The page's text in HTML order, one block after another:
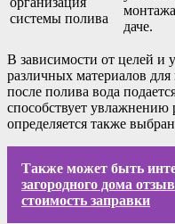
системы полива
даче.
В зависимости от целей и
различных материалов
после полива вода
способствует увлажнению
определяется также
Также может быть
загородного дома
стоимость заправки